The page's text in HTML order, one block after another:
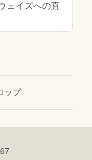
ェイズへの直
ップ